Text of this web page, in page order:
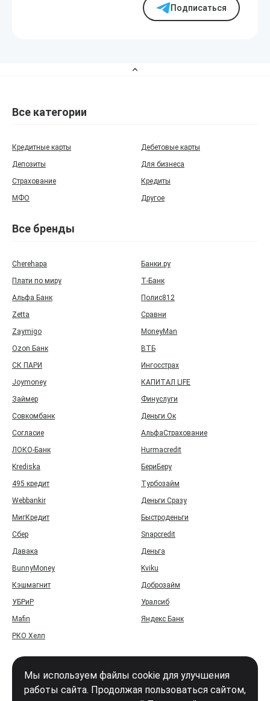
Подписаться
Все категории
Кредитные карты
Дебетовые карты
Депозиты
Для бизнеса
Страхование
Кредиты
МФО
Другое
Все бренды
Cherehapa
Банки.ру
Плати по миру
Т‑Банк
Альфа Банк
Полис812
Zetta
Сравни
Zaymigo
MoneyMan
Ozon Банк
ВТБ
СК ПАРИ
Ингосстрах
Joymoney
КАПИТАЛ LIFE
Займер
Финуслуги
Совкомбанк
Деньги Ок
Согласие
АльфаСтрахование
ЛОКО-Банк
Hurmacredit
Krediska
БериБеру
495 кредит
Турбозайм
Webbankir
Деньги Сразу
МигКредит
Быстроденьги
Сбер
Snapcredit
Давака
Деньга
BunnyMoney
Kviku
Кэшмагнит
Доброзайм
УБРиР
Уралсиб
Mafin
Яндекс Банк
РКО Хелп
Мы используем файлы cookie для улучшения
работы сайта. Продолжая пользоваться сайтом,